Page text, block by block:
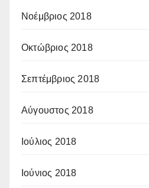
Νοέμβριος 2018
Οκτώβριος 2018
Σεπτέμβριος 2018
Αύγουστος 2018
Ιούλιος 2018
Ιούνιος 2018